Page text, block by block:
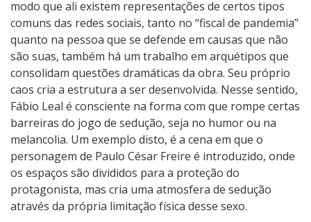
modo que ali existem representações de certos tipos
comuns das redes sociais, tanto no “fiscal de pandemia”
quanto na pessoa que se defende em causas que não
são suas, também há um trabalho em arquétipos que
consolidam questões dramáticas da obra. Seu próprio
caos cria a estrutura a ser desenvolvida. Nesse sentido,
Fábio Leal é consciente na forma com que rompe certas
barreiras do jogo de sedução, seja no humor ou na
melancolia. Um exemplo disto, é a cena em que o
personagem de Paulo César Freire é introduzido, onde
os espaços são divididos para a proteção do
protagonista, mas cria uma atmosfera de sedução
através da própria limitação física desse sexo.